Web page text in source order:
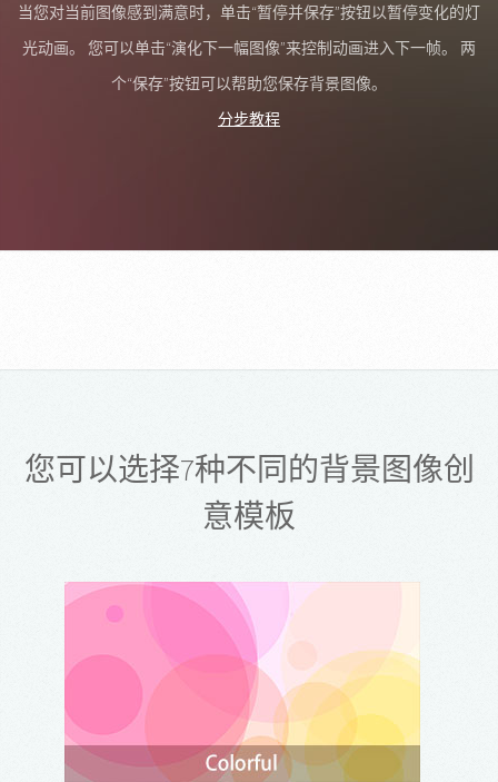
当您对当前图像感到满意时，单击“暂停并保存”按钮以暂停变化的灯
光动画。 您可以单击“演化下一幅图像”来控制动画进入下一帧。 两
个“保存”按钮可以帮助您保存背景图像。
分步教程
您可以选择7种不同的背景图像创
意模板